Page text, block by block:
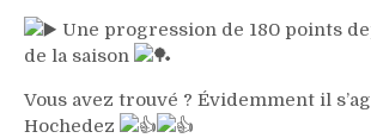
Une progression de 180 points
de la saison
Vous avez trouvé ? Évidemment il
Hochedez